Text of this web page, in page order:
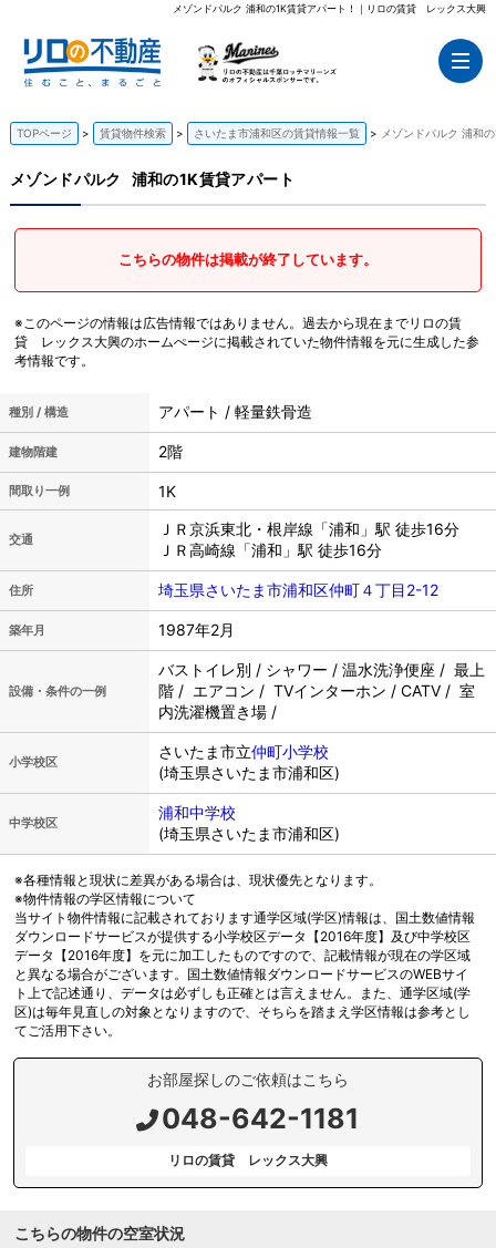
メゾンドパルク 浦和の1K賃貸アパート！｜リロの賃貸 レックス大興
TOPページ 賃貸物件検索 さいたま市浦和区の賃貸情報一覧 メゾンドパルク 浦和
メゾンドパルク 浦和の1K賃貸アパート
こちらの物件は掲載が終了しています。
※このページの情報は広告情報ではありません。過去から現在までリロの賃
貸 レックス大興のホームぺージに掲載されていた物件情報を元に生成した参
考情報です。
種別 / 構造 アパート / 軽量鉄骨造
建物階建 2階
間取り一例 1K
交通
ＪＲ京浜東北・根岸線「浦和」駅 徒歩16分
ＪＲ高崎線「浦和」駅 徒歩16分
住所 埼玉県さいたま市浦和区仲町４丁目2-12
築年月 1987年2月
設備・条件の一例
バストイレ別 / シャワー / 温水洗浄便座 / 最上
階 / エアコン / TVインターホン / CATV / 室
内洗濯機置き場 /
小学校区
さいたま市立仲町小学校
(埼玉県さいたま市浦和区)
中学校区
浦和中学校
(埼玉県さいたま市浦和区)
※各種情報と現状に差異がある場合は、現状優先となります。
※物件情報の学区情報について
当サイト物件情報に記載されております通学区域(学区)情報は、国土数値情報
ダウンロードサービスが提供する小学校区データ【2016年度】及び中学校区
データ【2016年度】を元に加工したものですので、記載情報が現在の学区域
と異なる場合がございます。国土数値情報ダウンロードサービスのWEBサイ
ト上で記述通り、データは必ずしも正確とは言えません。また、通学区域(学
区)は毎年見直しの対象となりますので、そちらを踏まえ学区情報は参考とし
てご活用下さい。
お部屋探しのご依頼はこちら
048-642-1181
リロの賃貸 レックス大興
こちらの物件の空室状況